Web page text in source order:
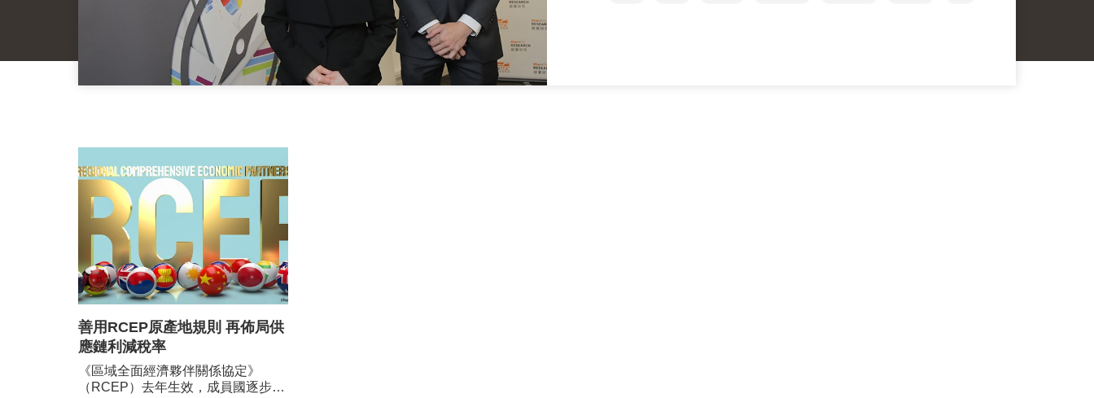
善用RCEP原產地規則 再佈局供
應鏈利減稅率
《區域全面經濟夥伴關係協定》
（RCEP）去年生效，成員國逐步降